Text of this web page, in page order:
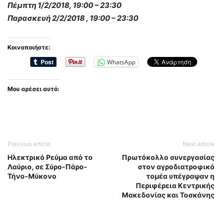
Πέμπτη 1/2/2018, 19:00 – 23:30
Παρασκευή 2/2/2018 , 19:00 – 23:30
Κοινοποιήστε:
WhatsApp
Μου αρέσει αυτό:
Previous article
Ηλεκτρικό Ρεύμα από το
Λαύριο, σε Σύρο-Πάρο-
Τήνο-Μύκονο
Next article
Πρωτόκολλο συνεργασίας
στον αγροδιατροφικό
τομέα υπέγραψαν η
Περιφέρεια Κεντρικής
Μακεδονίας και Τοσκάνης